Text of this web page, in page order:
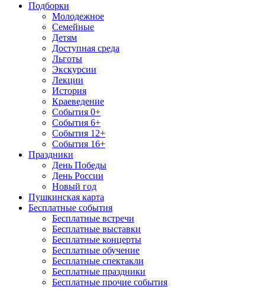
Подборки
Молодежное
Семейные
Детям
Доступная среда
Льготы
Экскурсии
Лекции
История
Краеведение
События 0+
События 6+
События 12+
События 16+
Праздники
День Победы
День России
Новый год
Пушкинская карта
Бесплатные события
Бесплатные встречи
Бесплатные выставки
Бесплатные концерты
Бесплатные обучение
Бесплатные спектакли
Бесплатные праздники
Бесплатные прочие события